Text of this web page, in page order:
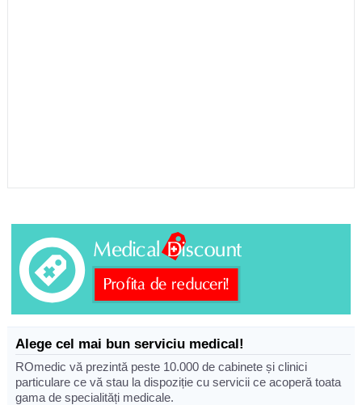
Alege cel mai bun serviciu medical!
ROmedic vă prezintă peste 10.000 de cabinete și clinici
particulare ce vă stau la dispoziție cu servicii ce acoperă toata
gama de specialități medicale.